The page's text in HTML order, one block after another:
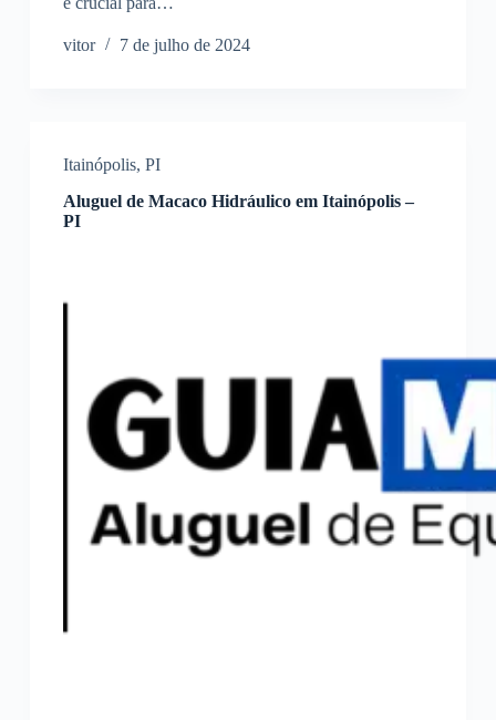
vitor 7 de julho de 2024
Itainópolis, PI
Aluguel de Macaco Hidráulico em Itainópolis –
PI